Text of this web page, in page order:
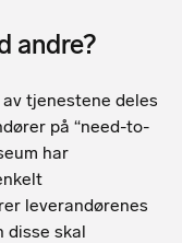
andre?
tjenestene deles
på “need-to-
har
leverandørenes
disse skal